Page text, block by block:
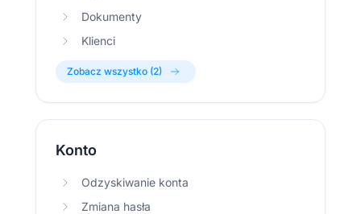
Dokumenty
Klienci
Zobacz wszystko (2)
Konto
Odzyskiwanie konta
Zmiana hasła